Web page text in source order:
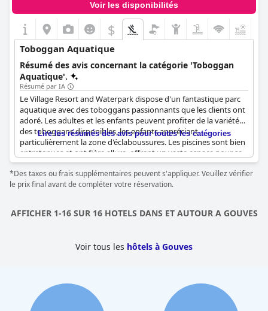
combinent des éléments d'excitation et de relaxation et forment
un mélange parfait qui reflète l'ambiance unique de l'hôtel,
servant de havre de plaisir et de loisir pour tous les esprits en
quête d'amusement.
Voir les disponibilités
$
Toboggan Aquatique
Résumé des avis concernant la catégorie 'Toboggan
Aquatique'.
Résumé par IA
Le Village Resort and Waterpark dispose d'un fantastique parc
aquatique avec des toboggans passionnants que les clients ont
adoré. Les adultes et les enfants peuvent profiter de la variété
des toboggans disponibles, les enfants appréciant
particulièrement la zone d'éclaboussures. Les piscines sont bien
entretenues et ont fière allure, offrant un vaste espace pour se
détendre et s'amuser. Bien qu'il y ait eu quelques inquiétudes
concernant la sécurité, le personnel de l'hôtel ne contrôlant pas
le flux d'enfants, les accidents n'ont pas été fréquents.
heures. Dans l'ensemble, la piscine de cet hôtel avec son
Lire les résumés des avis pour toutes les catégories
*Des taxes ou frais supplémentaires peuvent s'appliquer. Veuillez vérifier
le prix final avant de compléter votre réservation.
AFFICHER 1-16 SUR 16 HOTELS DANS ET AUTOUR A GOUVES
Voir tous les hôtels à Gouves